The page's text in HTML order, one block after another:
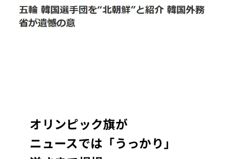
オリンピック旗が
ニュースでは「うっかり」